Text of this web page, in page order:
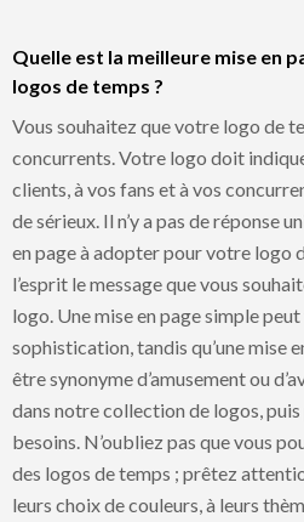
Quelle est la meilleure mise en
logos de temps ?
Vous souhaitez que votre logo de
concurrents. Votre logo doit
clients, à vos fans et à vos
de sérieux. Il n’y a pas de réponse
en page à adopter pour votre logo
l’esprit le message que vous
logo. Une mise en page simple
sophistication, tandis qu’une mise
être synonyme d’amusement ou
dans notre collection de logos,
besoins. N’oubliez pas que vous
des logos de temps ; prêtez
leurs choix de couleurs, à leurs